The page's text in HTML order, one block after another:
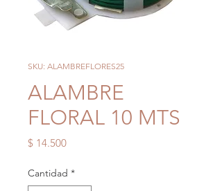
SKU: ALAMBREFLORES25
ALAMBRE
FLORAL 10 MTS
$ 14.500Precio
Cantidad *